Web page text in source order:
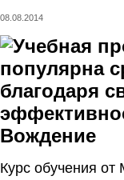
08.08.2014
Вождение
Курс обучения